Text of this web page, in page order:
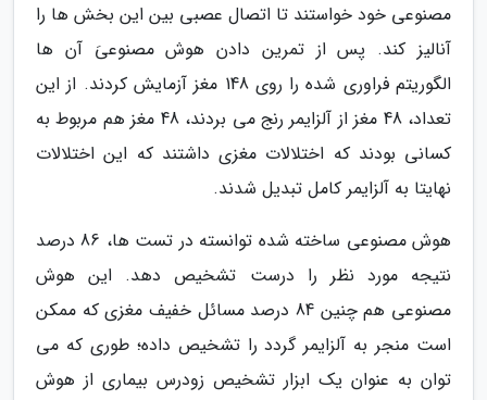
مصنوعی خود خواستند تا اتصال عصبی بین این بخش ها را
آنالیز کند. پس از تمرین دادن هوش مصنوعیَ آن ها
الگوریتم فراوری شده را روی 148 مغز آزمایش کردند. از این
تعداد، 48 مغز از آلزایمر رنج می بردند، 48 مغز هم مربوط به
کسانی بودند که اختلالات مغزی داشتند که این اختلالات
نهایتا به آلزایمر کامل تبدیل شدند.
هوش مصنوعی ساخته شده توانسته در تست ها، 86 درصد
نتیجه مورد نظر را درست تشخیص دهد. این هوش
مصنوعی هم چنین 84 درصد مسائل خفیف مغزی که ممکن
است منجر به آلزایمر گردد را تشخیص داده؛ طوری که می
توان به عنوان یک ابزار تشخیص زودرس بیماری از هوش